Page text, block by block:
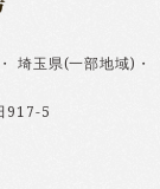
・ 埼玉県(一部地域) ・
917-5